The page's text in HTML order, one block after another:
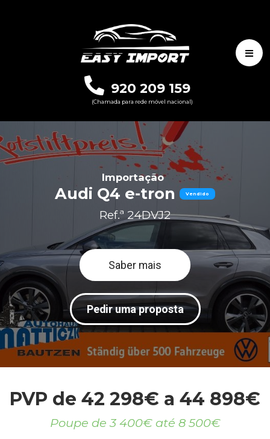
920 209 159
(Chamada para rede móvel nacional)
Importação
Audi Q4 e-tron Vendido
Ref.ª 24DVJ2
Saber mais
Pedir uma proposta
PVP de 42 298€ a 44 898€
Poupe de 3 400€ até 8 500€